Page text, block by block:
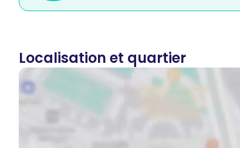
Localisation et quartier